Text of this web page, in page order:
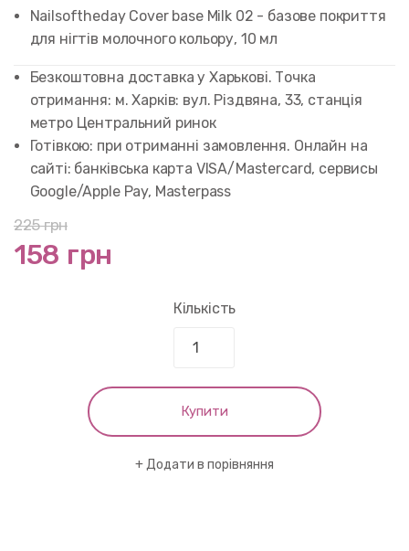
5.00 out of
5 based on
customer
Nailsoftheday Cover base Milk 02 - базове покриття
для нігтів молочного кольору, 10 мл
Безкоштовна доставка у Харькові. Точка
отримання: м. Харків: вул. Різдвяна, 33, станція
метро Центральний ринок
Готівкою: при отриманні замовлення. Онлайн на
сайті: банківська карта VISA/Mastercard, сервисы
Google/Apple Pay, Masterpass
225грн
158 грн
Кількість
Купити
Додати в порівняння